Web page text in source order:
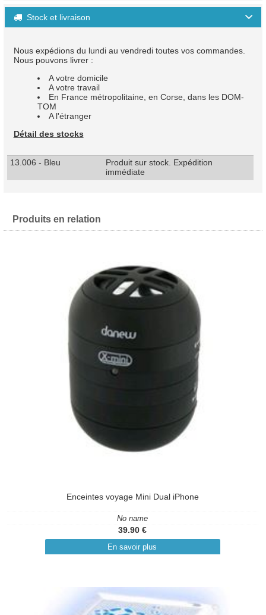
 Stock et livraison
Nous expédions du lundi au vendredi toutes vos commandes.
Nous pouvons livrer :
A votre domicile
A votre travail
En France métropolitaine, en Corse, dans les DOM-
TOM
A l'étranger
Détail des stocks
13.006 - Bleu
Produit sur stock. Expédition
immédiate
Produits en relation
Enceintes voyage Mini Dual iPhone
No name
39.90 €
En savoir plus